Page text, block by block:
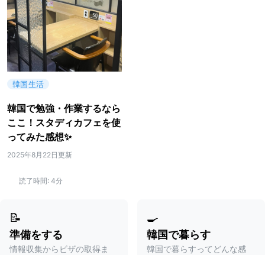
韓国生活
韓国で勉強・作業するなら
ここ！スタディカフェを使
ってみた感想✨
2025年8月22日更新
読了時間: 4分
📝
準備をする
情報収集からビザの取得ま
🍳
韓国で暮らす
韓国で暮らすってどんな感